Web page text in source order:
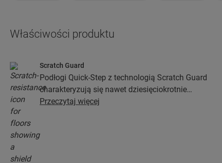
Właściwości produktu
Scratch Guard
Podłogi Quick-Step z technologią Scratch Guard
charakteryzują się nawet dziesięciokrotnie
większą odpornością na zarysowania niż podłogi
Przeczytaj więcej